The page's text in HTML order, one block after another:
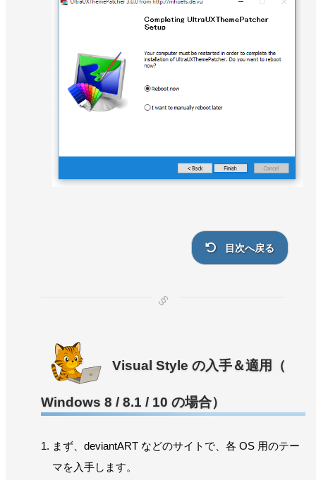
目次へ戻る
Visual Style の入手＆適用（
Windows 8 / 8.1 / 10 の場合）
まず、deviantART などのサイトで、各 OS 用のテー
マを入手します。